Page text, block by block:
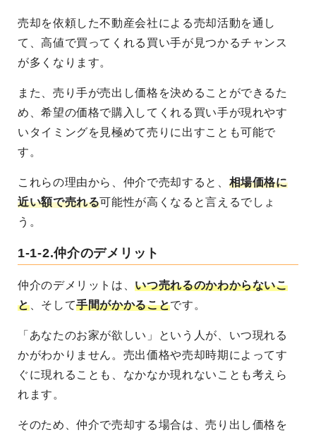
売却を依頼した不動産会社による売却活動を通し
て、高値で買ってくれる買い手が見つかるチャンス
が多くなります。
また、売り手が売出し価格を決めることができるた
め、希望の価格で購入してくれる買い手が現れやす
いタイミングを見極めて売りに出すことも可能で
す。
これらの理由から、仲介で売却すると、 相場価格に
近い額で売れる可能性が高くなると言えるでしょ
う。
1-1-2.仲介のデメリット
仲介のデメリットは、いつ売れるのかわからないこ
と、そして手間がかかることです。
「あなたのお家が欲しい」という人が、いつ現れる
かがわかりません。売出価格や売却時期によってす
ぐに現れることも、なかなか現れないことも考えら
れます。
そのため、仲介で売却する場合は、売り出し価格を